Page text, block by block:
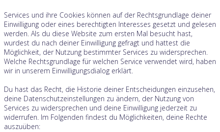
Services und ihre Cookies können auf der Rechtsgrundlage deiner
Einwilligung oder eines berechtigten Interesses gesetzt und gelesen
werden. Als du diese Website zum ersten Mal besucht hast,
wurdest du nach deiner Einwilligung gefragt und hattest die
Möglichkeit, der Nutzung bestimmter Services zu widersprechen.
Welche Rechtsgrundlage für welchen Service verwendet wird, haben
wir in unserem Einwilligungsdialog erklärt.
Du hast das Recht, die Historie deiner Entscheidungen einzusehen,
deine Datenschutzeinstellungen zu ändern, der Nutzung von
Services zu widersprechen und deine Einwilligung jederzeit zu
widerrufen. Im Folgenden findest du Möglichkeiten, deine Rechte
auszuüben: